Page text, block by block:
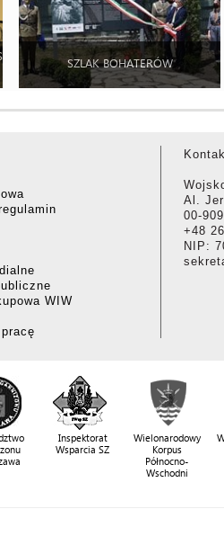
SZLAK BOHATERÓW
WIW
Al.
00-
+48
NIP:
Inspektorat
Wsparcia SZ
Wielonarodowy
Korpus
Północno-
Wschodni